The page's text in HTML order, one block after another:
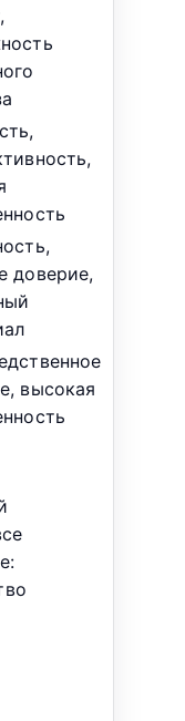
доверие,
высокая